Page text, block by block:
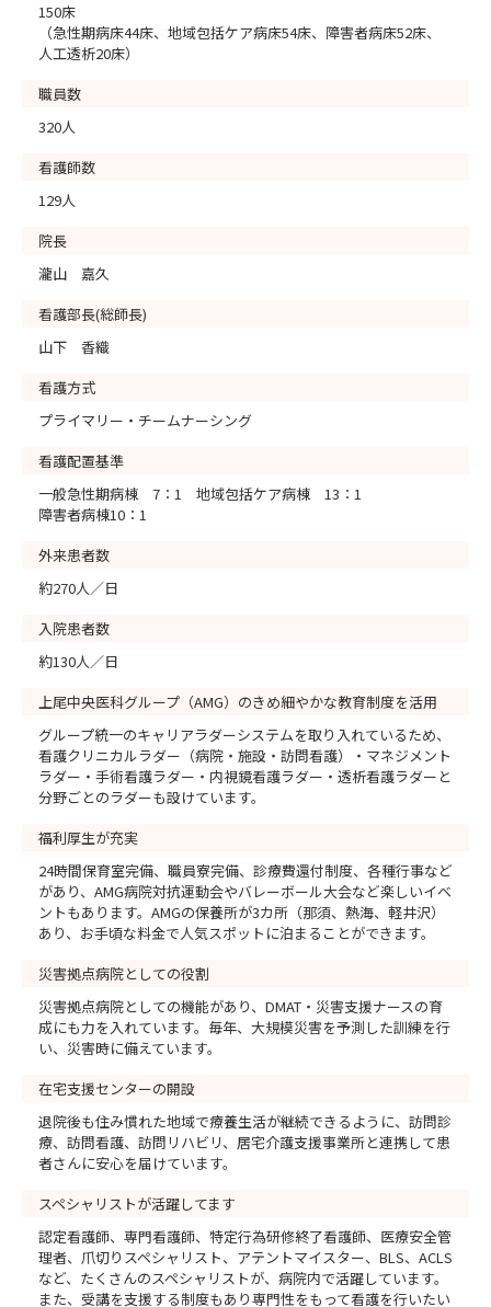
150床
（急性期病床44床、地域包括ケア病床54床、障害者病床52床、
人工透析20床）
職員数
320人
看護師数
129人
院長
瀧山 嘉久
看護部長(総師長)
山下 香織
看護方式
プライマリー・チームナーシング
看護配置基準
一般急性期病棟 7：1 地域包括ケア病棟 13：1
障害者病棟10：1
外来患者数
約270人／日
入院患者数
約130人／日
上尾中央医科グループ（AMG）のきめ細やかな教育制度を活用
グループ統一のキャリアラダーシステムを取り入れているため、
看護クリニカルラダー（病院・施設・訪問看護）・マネジメント
ラダー・手術看護ラダー・内視鏡看護ラダー・透析看護ラダーと
分野ごとのラダーも設けています。
福利厚生が充実
24時間保育室完備、職員寮完備、診療費還付制度、各種行事など
があり、AMG病院対抗運動会やバレーボール大会など楽しいイベ
ントもあります。AMGの保養所が3カ所（那須、熱海、軽井沢）
あり、お手頃な料金で人気スポットに泊まることができます。
災害拠点病院としての役割
災害拠点病院としての機能があり、DMAT・災害支援ナースの育
成にも力を入れています。毎年、大規模災害を予測した訓練を行
い、災害時に備えています。
在宅支援センターの開設
退院後も住み慣れた地域で療養生活が継続できるように、訪問診
療、訪問看護、訪問リハビリ、居宅介護支援事業所と連携して患
者さんに安心を届けています。
スペシャリストが活躍してます
認定看護師、専門看護師、特定行為研修終了看護師、医療安全管
理者、爪切りスペシャリスト、アテントマイスター、BLS、ACLS
など、たくさんのスペシャリストが、病院内で活躍しています。
また、受講を支援する制度もあり専門性をもって看護を行いたい